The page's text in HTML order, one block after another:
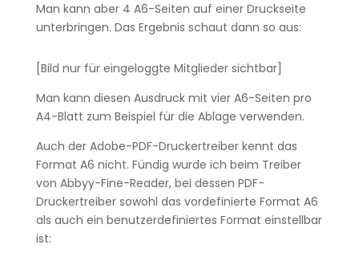
Man kann aber 4 A6-Seiten auf einer Druckseite
unterbringen. Das Ergebnis schaut dann so aus:
[Bild nur für eingeloggte Mitglieder sichtbar]
Man kann diesen Ausdruck mit vier A6-Seiten pro
A4-Blatt zum Beispiel für die Ablage verwenden.
Auch der Adobe-PDF-Druckertreiber kennt das
Format A6 nicht. Fündig wurde ich beim Treiber
von Abbyy-Fine-Reader, bei dessen PDF-
Druckertreiber sowohl das vordefinierte Format A6
als auch ein benutzerdefiniertes Format einstellbar
ist: